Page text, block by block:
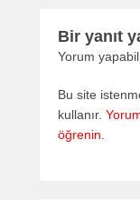
Bir yanıt
Yorum
Bu site
kullanır.
öğrenin.